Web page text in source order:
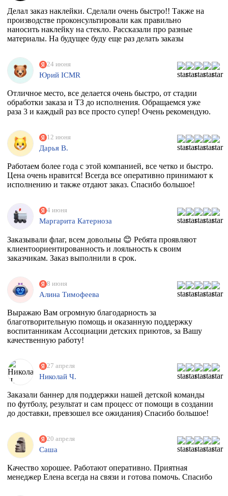
Делал заказ наклейки. Сделали очень быстро!! Также на
производстве проконсультировали как правильно
наносить наклейку на стекло. Рассказали про разные
материалы. На будущее буду еще раз делать заказы
24 июня
Юрий ICMR
Отличное место, все делается очень быстро, от стадии
обработки заказа и ТЗ до исполнения. Обращаемся уже
раза 3 и каждый раз все просто супер! Очень рекомендую.
12 июня
Дарья В.
Работаем более года с этой компанией, все четко и быстро.
Цена очень нравится! Всегда все оперативно принимают к
исполнению и также отдают заказ. Спасибо большое!
4 июня
Маргарита Катерноза
Заказывали флаг, всем довольны 😊 Ребята проявляют
клиентоориентированность и лояльность к своим
заказчикам. Заказ выполнили в срок.
8 июня
Алина Тимофеева
Выражаю Вам огромную благодарность за
благотворительную помощь и оказанную поддержку
воспитанникам Ассоциации детских приютов, за Вашу
качественную работу!
27 апреля
Николай Ч.
Заказали баннер для поддержки нашей детской команды
по футболу, результат и сам процесс от помощи в создании
до доставки, превзошел все ожидания) Спасибо большое!
20 апреля
Саша
Качество хорошее. Работают оперативно. Приятная
менеджер Елена всегда на связи и готова помочь. Спасибо